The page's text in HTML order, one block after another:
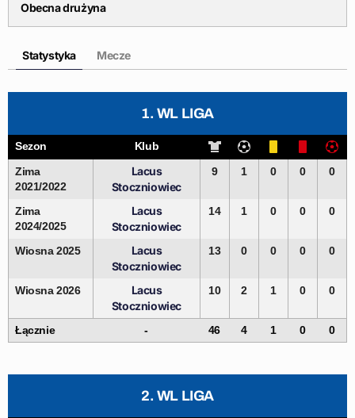
Obecna drużyna
Statystyka Mecze
1. WL LIGA
Sezon
Klub
Zima
2021/2022
Lacus
Stoczniowiec
9 1 0 0 0
Zima
2024/2025
Lacus
Stoczniowiec
14 1 0 0 0
Wiosna 2025
Lacus
Stoczniowiec
13 0 0 0 0
Wiosna 2026
Lacus
Stoczniowiec
10 2 1 0 0
Łącznie - 46 4 1 0 0
2. WL LIGA